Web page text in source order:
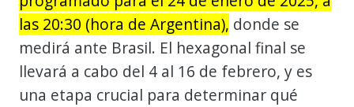
las 20:30 (hora de Argentina), donde se
medirá ante Brasil. El hexagonal final se
llevará a cabo del 4 al 16 de febrero, y es
una etapa crucial para determinar qué